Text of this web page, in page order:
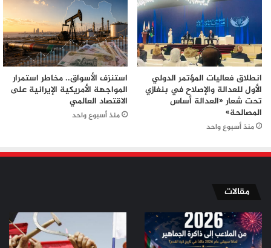
انطلاق فعاليات المؤتمر الدولي
الأول للعدالة والإصلاح في بنغازي
تحت شعار «العدالة أساس
المصالحة»
منذ أسبوع واحد
استنزف الأسواق.. مخاطر استمرار
المواجهة الأمريكية الإيرانية على
الاقتصاد العالمي
منذ أسبوع واحد
مقالات
من
الملاعب
إلى
ثورة
تموز